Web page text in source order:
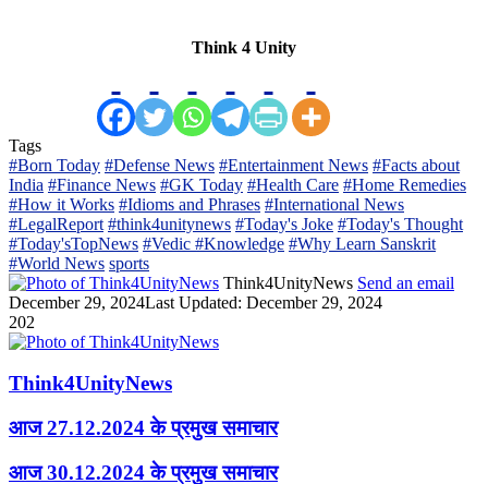
Think 4 Unity
Tags
#Born Today #Defense News #Entertainment News #Facts about
India #Finance News #GK Today #Health Care #Home Remedies
#How it Works #Idioms and Phrases #International News
#LegalReport #think4unitynews #Today's Joke #Today's Thought
#Today'sTopNews #Vedic #Knowledge #Why Learn Sanskrit
#World News sports
Think4UnityNews Send an email
December 29, 2024Last Updated: December 29, 2024
202
Think4UnityNews
आज 27.12.2024 के प्रमुख समाचार
आज 30.12.2024 के प्रमुख समाचार